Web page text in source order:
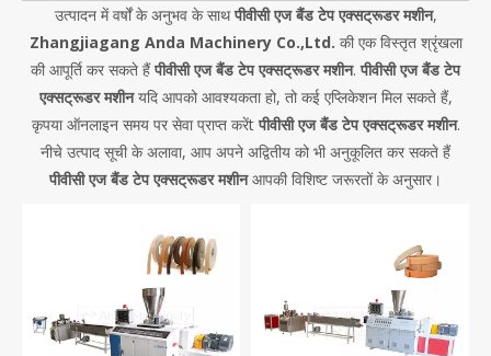
उत्पादन में वर्षों के अनुभव के साथपीवीसी एज बैंड टेप एक्सट्रूडर मशीन,
Zhangjiagang Anda Machinery Co.,Ltd. की एक विस्तृत श्रृंखला
की आपूर्ति कर सकते हैंपीवीसी एज बैंड टेप एक्सट्रूडर मशीन. पीवीसी एज बैंड टेप
एक्सट्रूडर मशीनयदि आपको आवश्यकता हो, तो कई एप्लिकेशन मिल सकते हैं,
कृपया ऑनलाइन समय पर सेवा प्राप्त करेंt पीवीसी एज बैंड टेप एक्सट्रूडर मशीन.
नीचे उत्पाद सूची के अलावा, आप अपने अद्वितीय को भी अनुकूलित कर सकते हैं
पीवीसी एज बैंड टेप एक्सट्रूडर मशीनआपकी विशिष्ट जरूरतों के अनुसार।